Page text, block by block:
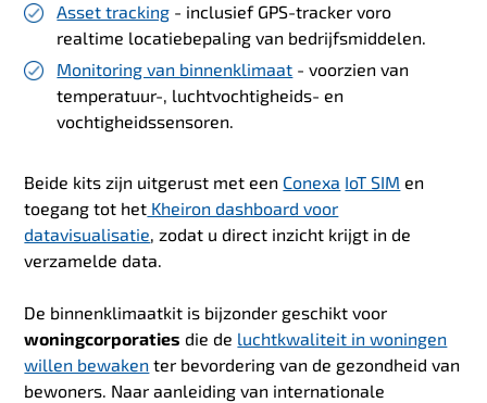
Asset tracking - inclusief GPS-tracker voro
realtime locatiebepaling van bedrijfsmiddelen.
Monitoring van binnenklimaat - voorzien van
temperatuur-, luchtvochtigheids- en
vochtigheidssensoren.
Beide kits zijn uitgerust met een Conexa IoT SIM en
toegang tot het Kheiron dashboard voor
datavisualisatie, zodat u direct inzicht krijgt in de
verzamelde data.
De binnenklimaatkit is bijzonder geschikt voor
woningcorporaties die de luchtkwaliteit in woningen
willen bewaken ter bevordering van de gezondheid van
bewoners. Naar aanleiding van internationale